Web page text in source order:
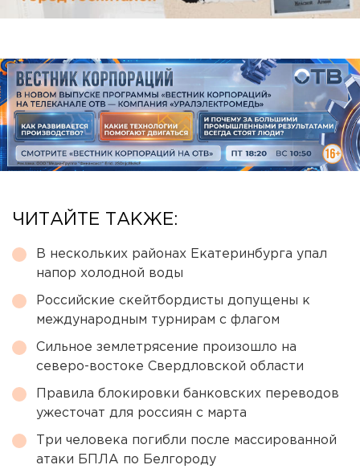
ЧИТАЙТЕ ТАКЖЕ:
В нескольких районах Екатеринбурга упал
напор холодной воды
Российские скейтбордисты допущены к
международным турнирам с флагом
Сильное землетрясение произошло на
северо-востоке Свердловской области
Правила блокировки банковских переводов
ужесточат для россиян с марта
Три человека погибли после массированной
атаки БПЛА по Белгороду